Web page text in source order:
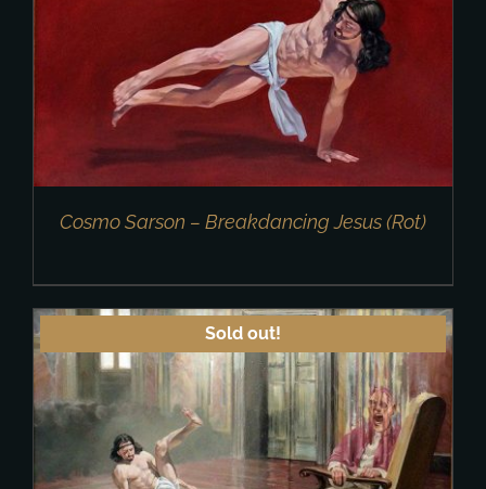
Cosmo Sarson – Breakdancing Jesus (Rot)
Sold out!